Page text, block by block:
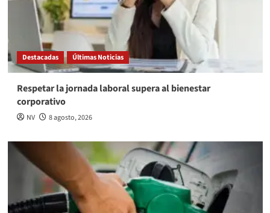
Destacadas Últimas Noticias
Respetar la jornada laboral supera al bienestar
corporativo
NV 8 agosto, 2026